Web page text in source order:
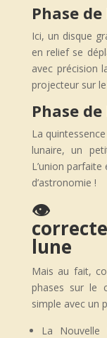
Phase
Ici, un disque
en relief se
avec précision
projecteur sur
Phase
La
lunaire, un
L’union
d’astronomie !
👁️
lune
Mais au fait,
phases sur le
simple avec un
La